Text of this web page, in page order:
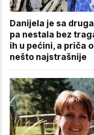
Danijela je sa
pa nestala bez
ih u pećini, a priča
nešto najstrašnije